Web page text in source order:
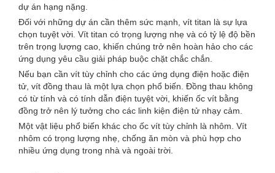
dự án hạng nặng.
Đối với những dự án cần thêm sức mạnh, vít titan là sự lựa
chọn tuyệt vời. Vít titan có trọng lượng nhẹ và có tỷ lệ độ bền
trên trọng lượng cao, khiến chúng trở nên hoàn hảo cho các
ứng dụng yêu cầu giải pháp buộc chặt chắc chắn.
Nếu bạn cần vít tùy chỉnh cho các ứng dụng điện hoặc điện
tử, vít đồng thau là một lựa chọn phổ biến. Đồng thau không
có từ tính và có tính dẫn điện tuyệt vời, khiến ốc vít bằng
đồng trở nên lý tưởng cho các linh kiện điện tử nhạy cảm.
Một vật liệu phổ biến khác cho ốc vít tùy chỉnh là nhôm. Vít
nhôm có trọng lượng nhẹ, chống ăn mòn và phù hợp cho
nhiều ứng dụng trong nhà và ngoài trời.